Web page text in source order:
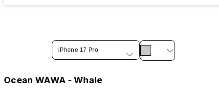
iPhone 17 Pro
Ocean WAWA - Whale